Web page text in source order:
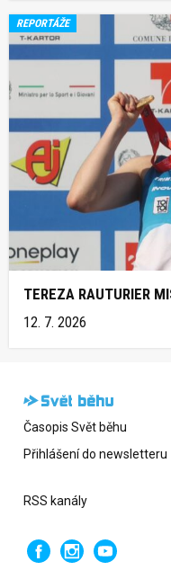
REPORTÁŽE
TEREZA RAUTURIER
12. 7. 2026
Časopis Svět běhu
Přihlášení do newsletteru
RSS kanály